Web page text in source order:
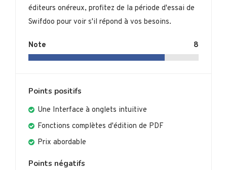
éditeurs onéreux, profitez de la période d'essai de
Swifdoo pour voir s'il répond à vos besoins.
Note 8
Points positifs
Une Interface à onglets intuitive
Fonctions complètes d'édition de PDF
Prix abordable
Points négatifs